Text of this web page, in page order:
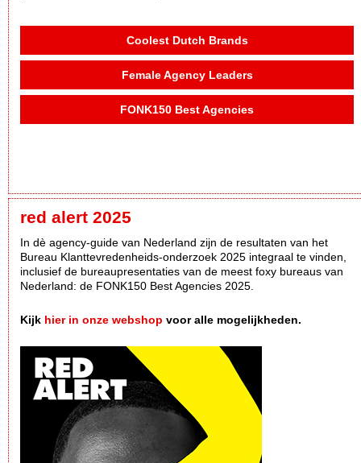
Coolest Dutch Brands
Female Agency Leaders
FONK150 Best Agencies
red alert 2025
In dè agency-guide van Nederland zijn de resultaten van het
Bureau Klanttevredenheids-onderzoek 2025 integraal te vinden,
inclusief de bureaupresentaties van de meest foxy bureaus van
Nederland: de FONK150 Best Agencies 2025.
Kijk hier in onze webshop voor alle mogelijkheden.